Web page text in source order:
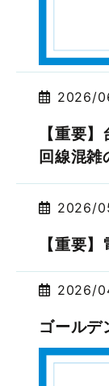
2026/
【重要
回線混雑
2026/
【重要
2026/
ゴールデ